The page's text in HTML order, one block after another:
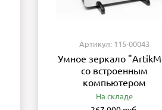
Артикул: 115-00043
Умное зеркало
со встроенным
компьютером
На складе